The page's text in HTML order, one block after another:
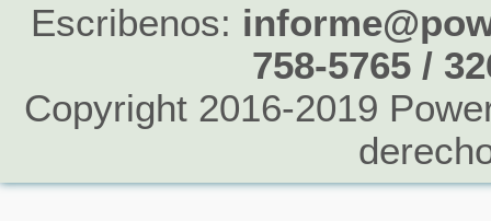
Escribenos:
758-5765 /
Copyright 2016-2019